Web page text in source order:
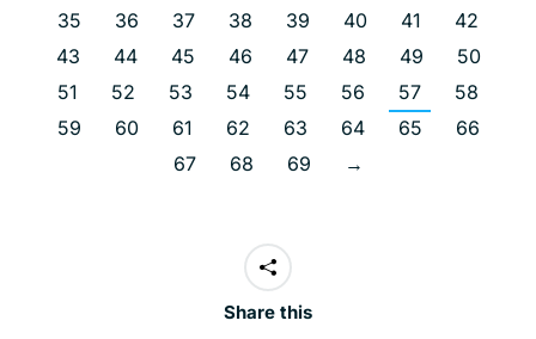
35
36 37 38 39 40 41
42
43
44 45 46 47 48 49
50
51
52 53 54 55 56 57
58
59
60 61 62 63 64 65
66
67
68 69 →
Share this